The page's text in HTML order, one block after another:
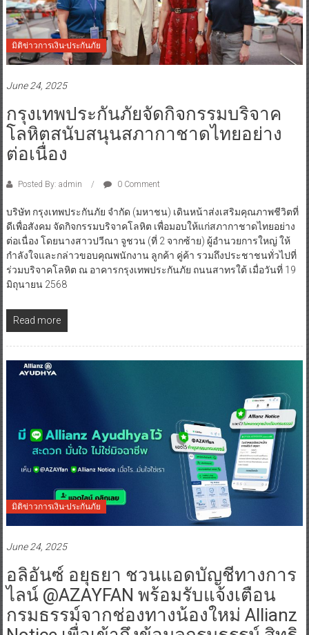
มิติข่าวการเงิน-ประกันภัย
June 24, 2025
กรุงเทพประกันภัยจัดกิจกรรมบริจาค
โลหิตสนับสนุนสภากาชาดไทยอย่าง
ต่อเนื่อง
Posted By: admin 0 Comment
บริษัท กรุงเทพประกันภัย จำกัด (มหาชน) เดินหน้าส่งเสริมคุณภาพชีวิตที่
ดีเพื่อสังคม จัดกิจกรรมบริจาคโลหิต เพื่อมอบให้แก่สภากาชาดไทยอย่าง
ต่อเนื่อง โดยนางสาวปวีณา จูชวน (ที่ 2 จากซ้าย) ผู้อำนวยการใหญ่ ให้
กำลังใจและกล่าวขอบคุณพนักงาน ลูกค้า คู่ค้า รวมถึงประชาชนทั่วไปที่
ร่วมบริจาคโลหิต ณ อาคารกรุงเทพประกันภัย ถนนสาทรใต้ เมื่อวันที่ 19
มิถุนายน 2568
Read more
มิติข่าวการเงิน-ประกันภัย
June 24, 2025
อลิอันซ์ อยุธยา ชวนแอดบัญชีทางการ
ไลน์ @AZAYFAN พร้อมรับแจ้งเตือน
กรมธรรม์จากช่องทางน้องใหม่ Allianz